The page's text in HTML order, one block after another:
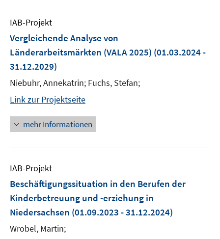
IAB-Projekt
Vergleichende Analyse von
Länderarbeitsmärkten (VALA 2025) (01.03.2024 -
31.12.2029)
Niebuhr, Annekatrin; Fuchs, Stefan;
Link zur Projektseite
mehr Informationen
IAB-Projekt
Beschäftigungssituation in den Berufen der
Kinderbetreuung und -erziehung in
Niedersachsen (01.09.2023 - 31.12.2024)
Wrobel, Martin;